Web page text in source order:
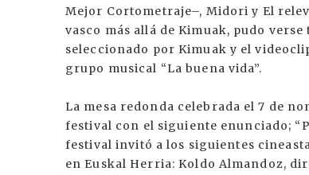
Mejor Cortometraje–, Midori y El
vasco más allá de Kimuak, pudo
seleccionado por Kimuak y el
grupo musical “La buena vida”.
La mesa redonda celebrada el 7 de
festival con el siguiente enunciado;
festival invitó a los siguientes
en Euskal Herria: Koldo Almandoz,